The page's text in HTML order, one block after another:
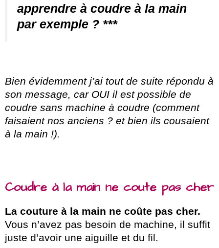
apprendre à coudre à la main
par exemple ? ***
Bien évidemment j’ai tout de suite répondu à
son message, car OUI il est possible de
coudre sans machine à coudre (comment
faisaient nos anciens ? et bien ils cousaient
à la main !).
Coudre à la main ne coute pas cher
La couture à la main ne coûte pas cher.
Vous n’avez pas besoin de machine, il suffit
juste d’avoir une aiguille et du fil.